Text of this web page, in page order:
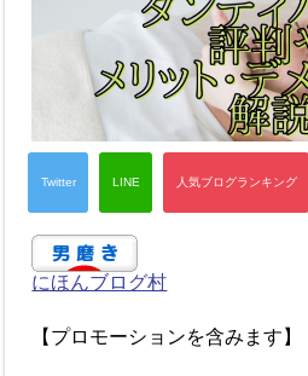
にほんブログ村
【プロモーションを含みます】